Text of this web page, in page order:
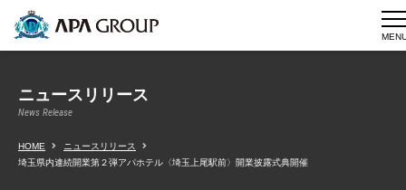
ニュースリリース
News Release
HOME
ニュースリリース
埼玉県内連続開業第２弾アパホテル〈埼玉上尾駅前〉開業披露式典開催